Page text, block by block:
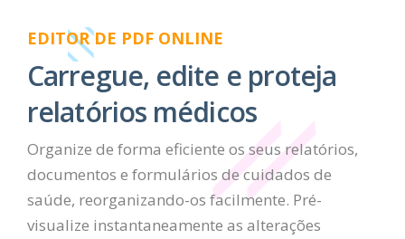
EDITOR DE PDF ONLINE
Carregue, edite e proteja
relatórios médicos
Organize de forma eficiente os seus relatórios,
documentos e formulários de cuidados de
saúde, reorganizando-os facilmente. Pré-
visualize instantaneamente as alterações